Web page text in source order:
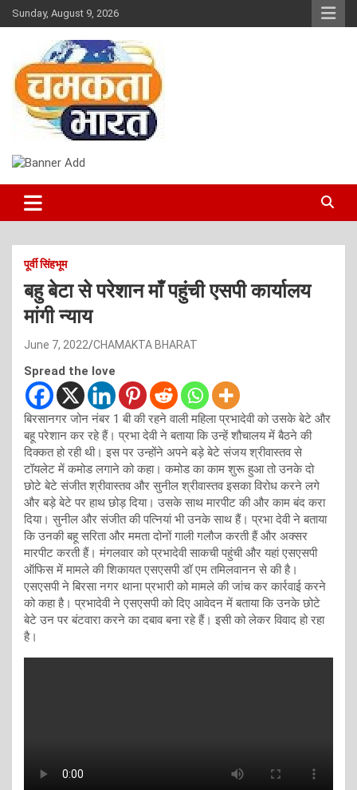
Skip
to
Sunday, August 9, 2026
CHAMAKTA BHARAT
पूर्वी सिंहभूम
बहु बेटा से परेशान माँ पहुंची एसपी कार्यालय
मांगी न्याय
June 7, 2022 CHAMAKTA BHARAT
Spread the love
बिरसानगर जोन नंबर 1 बी की रहने वाली महिला प्रभादेवी को उसके बेटे और
बहू परेशान कर रहे हैं। प्रभा देवी ने बताया कि उन्हें शौचालय में बैठने की
दिक्कत हो रही थी। इस पर उन्होंने अपने बड़े बेटे संजय श्रीवास्तव से
टॉयलेट में कमोड लगाने को कहा। कमोड का काम शुरू हुआ तो उनके दो
छोटे बेटे संजीत श्रीवास्तव और सुनील श्रीवास्तव इसका विरोध करने लगे
और बड़े बेटे पर हाथ छोड़ दिया। उसके साथ मारपीट की और काम बंद करा
दिया। सुनील और संजीत की पत्नियां भी उनके साथ हैं। प्रभा देवी ने बताया
कि उनकी बहू सरिता और ममता दोनों गाली गलौज करती हैं और अक्सर
मारपीट करती हैं। मंगलवार को प्रभादेवी साकची पहुंची और यहां एसएसपी
ऑफिस में मामले की शिकायत एसएसपी डॉ एम तमिलवानन से की है।
एसएसपी ने बिरसा नगर थाना प्रभारी को मामले की जांच कर कार्रवाई करने
को कहा है। प्रभादेवी ने एसएसपी को दिए आवेदन में बताया कि उनके छोटे
बेटे उन पर बंटवारा करने का दबाव बना रहे हैं। इसी को लेकर विवाद हो रहा
है।